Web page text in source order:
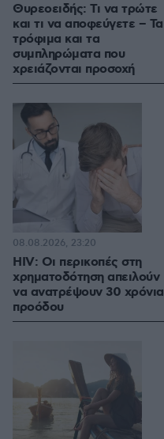
Θυρεοειδής: Τι να τρώτε
και τι να αποφεύγετε – Τα
τρόφιμα και τα
συμπληρώματα που
χρειάζονται προσοχή
HIV: Οι περικοπές στη
χρηματοδότηση απειλούν
να ανατρέψουν 30 χρόνια
προόδου
08.08.2026, 23:20